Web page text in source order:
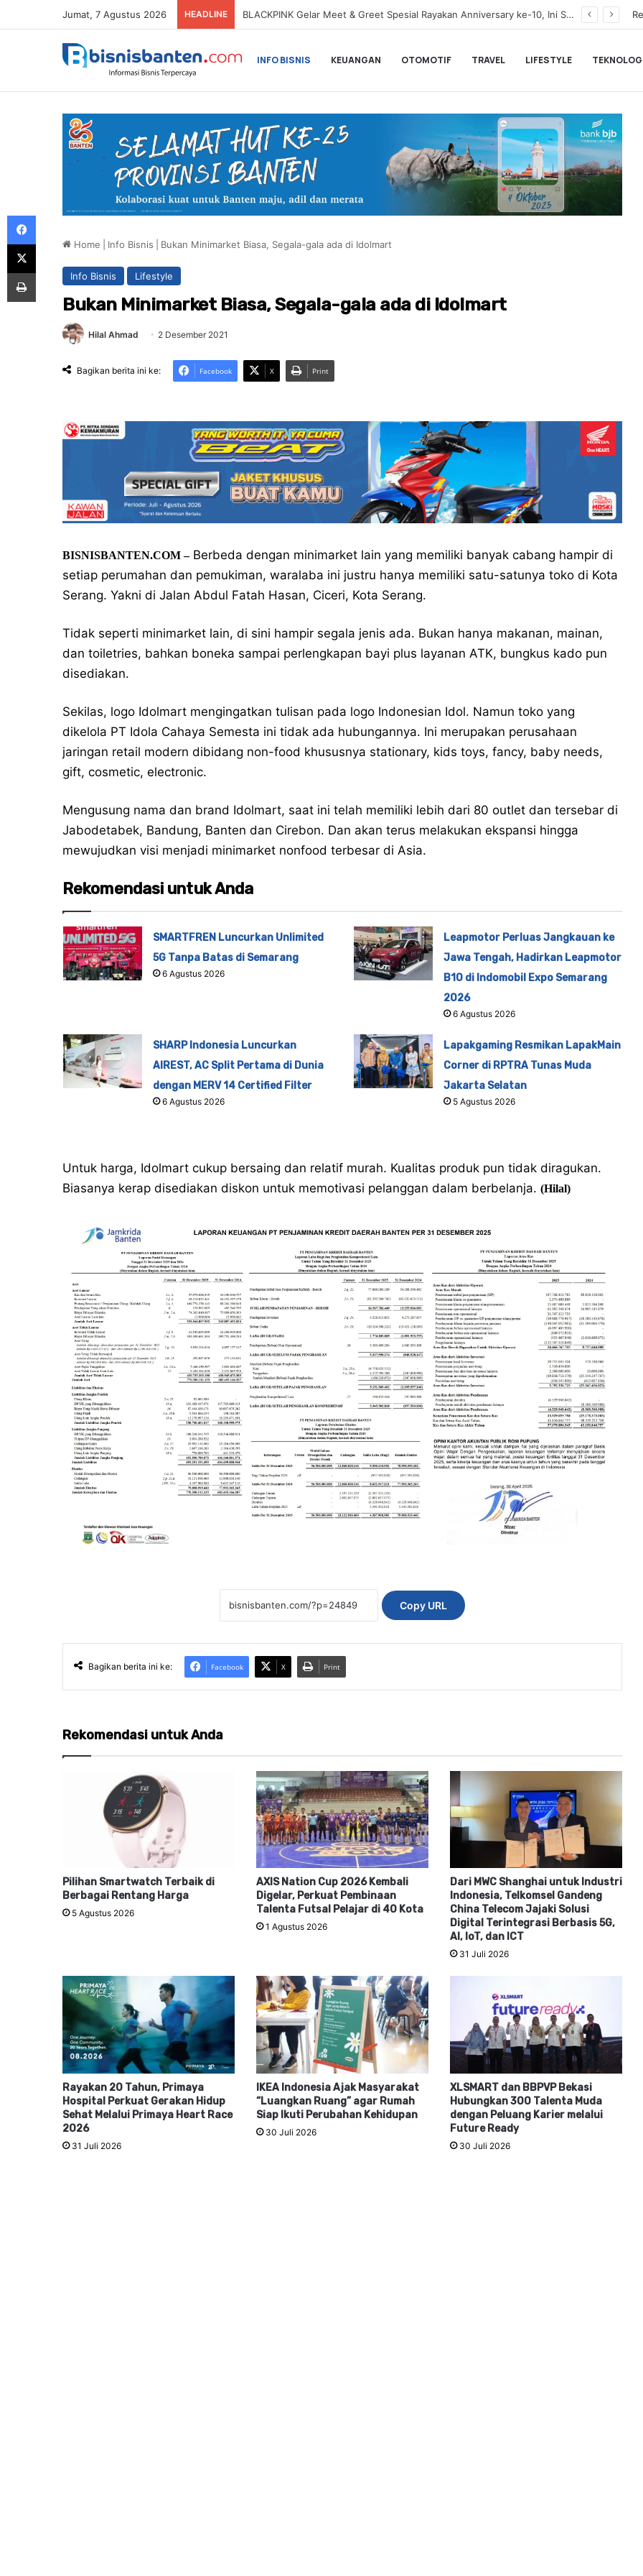
Jumat, 7 Agustus 2026 HEADLINE BLACKPINK Gelar Meet & Greet Spesial Rayakan Anniversary ke-10, Ini Syarat dan Jadwalnya
INFO BISNIS KEUANGAN OTOMOTIF TRAVEL LIFESTYLE
Home Info Bisnis Bukan Minimarket Biasa, Segala-gala ada di Idolmart
Info Bisnis Lifestyle
Bukan Minimarket Biasa, Segala-gala ada di Idolmart
Hilal Ahmad 2 Desember 2021
Bagikan berita ini ke: Facebook X Print
BISNISBANTEN.COM –Berbeda dengan minimarket lain yang memiliki banyak cabang hampir di
setiap perumahan dan pemukiman, waralaba ini justru hanya memiliki satu-satunya toko di Kota
Serang. Yakni di Jalan Abdul Fatah Hasan, Ciceri, Kota Serang.
Tidak seperti minimarket lain, di sini hampir segala jenis ada. Bukan hanya makanan, mainan,
dan toiletries, bahkan boneka sampai perlengkapan bayi plus layanan ATK, bungkus kado pun
disediakan.
Sekilas, logo Idolmart mengingatkan tulisan pada logo Indonesian Idol. Namun toko yang
dikelola PT Idola Cahaya Semesta ini tidak ada hubungannya. Ini merupakan perusahaan
jaringan retail modern dibidang non-food khususnya stationary, kids toys, fancy, baby needs,
gift, cosmetic, electronic.
Mengusung nama dan brand Idolmart, saat ini telah memiliki lebih dari 80 outlet dan tersebar di
Jabodetabek, Bandung, Banten dan Cirebon. Dan akan terus melakukan ekspansi hingga
mewujudkan visi menjadi minimarket nonfood terbesar di Asia.
Rekomendasi untuk Anda
SMARTFREN Luncurkan Unlimited
5G Tanpa Batas di Semarang
6 Agustus 2026
Leapmotor Perluas Jangkauan ke
Jawa Tengah, Hadirkan Leapmotor
B10 di Indomobil Expo Semarang
2026
6 Agustus 2026
SHARP Indonesia Luncurkan
AIREST, AC Split Pertama di Dunia
dengan MERV 14 Certified Filter
6 Agustus 2026
Lapakgaming Resmikan LapakMain
Corner di RPTRA Tunas Muda
Jakarta Selatan
5 Agustus 2026
Untuk harga, Idolmart cukup bersaing dan relatif murah. Kualitas produk pun tidak diragukan.
Biasanya kerap disediakan diskon untuk memotivasi pelanggan dalam berbelanja. (Hilal)
Copy URL
Bagikan berita ini ke: Facebook X Print
Rekomendasi untuk Anda
Pilihan Smartwatch Terbaik di
Berbagai Rentang Harga
5 Agustus 2026
AXIS Nation Cup 2026 Kembali
Digelar, Perkuat Pembinaan
Talenta Futsal Pelajar di 40 Kota
1 Agustus 2026
Dari MWC Shanghai untuk Industri
Indonesia, Telkomsel Gandeng
China Telecom Jajaki Solusi
Digital Terintegrasi Berbasis 5G,
AI, IoT, dan ICT
31 Juli 2026
Rayakan 20 Tahun, Primaya
Hospital Perkuat Gerakan Hidup
Sehat Melalui Primaya Heart Race
2026
31 Juli 2026
IKEA Indonesia Ajak Masyarakat
“Luangkan Ruang” agar Rumah
Siap Ikuti Perubahan Kehidupan
30 Juli 2026
XLSMART dan BBPVP Bekasi
Hubungkan 300 Talenta Muda
dengan Peluang Karier melalui
Future Ready
30 Juli 2026
Facebook